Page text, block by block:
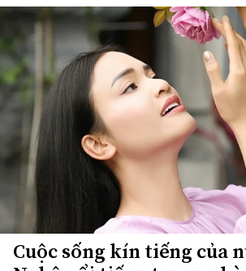
Cuộc sống kín tiếng của